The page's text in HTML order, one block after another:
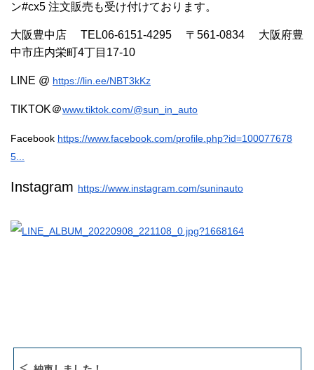
ン#cx5 注文販売も受け付けております。
大阪豊中店 TEL06-6151-4295 〒561-0834 大阪府豊
中市庄内栄町4丁目17-10
LINE @ https://lin.ee/NBT3kKz
TIKTOK＠www.tiktok.com/@sun_in_auto
Facebook https://www.facebook.com/profile.php?id=100077678
5...
Instagram https://www.instagram.com/suninauto